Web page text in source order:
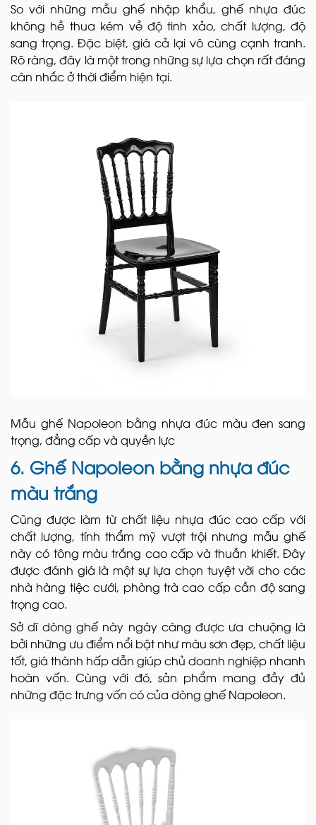
So với những mẫu ghế nhập khẩu, ghế nhựa đúc
không hề thua kém về độ tinh xảo, chất lượng, độ
sang trọng. Đặc biệt, giá cả lại vô cùng cạnh tranh.
Rõ ràng, đây là một trong những sự lựa chọn rất đáng
cân nhắc ở thời điểm hiện tại.
Mẫu ghế Napoleon bằng nhựa đúc màu đen sang
trọng, đẳng cấp và quyền lực
6. Ghế Napoleon bằng nhựa đúc
màu trắng
Cũng được làm từ chất liệu nhựa đúc cao cấp với
chất lượng, tính thẩm mỹ vượt trội nhưng mẫu ghế
này có tông màu trắng cao cấp và thuần khiết. Đây
được đánh giá là một sự lựa chọn tuyệt vời cho các
nhà hàng tiệc cưới, phòng trà cao cấp cần độ sang
trọng cao.
Sở dĩ dòng ghế này ngày càng được ưa chuộng là
bởi những ưu điểm nổi bật như màu sơn đẹp, chất liệu
tốt, giá thành hấp dẫn giúp chủ doanh nghiệp nhanh
hoàn vốn. Cùng với đó, sản phẩm mang đầy đủ
những đặc trưng vốn có của dòng ghế Napoleon.